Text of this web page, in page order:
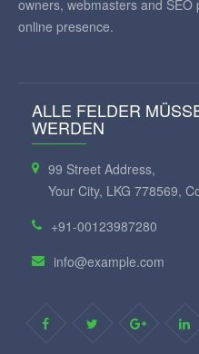
owners, webmasters and
online presence.
ALLE FELDER
WERDEN
99 Street Address,
Your City, LKG 778569,
+91-00123987280
info@example.com